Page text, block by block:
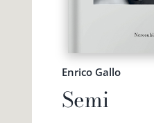
Enrico Gallo
Semi